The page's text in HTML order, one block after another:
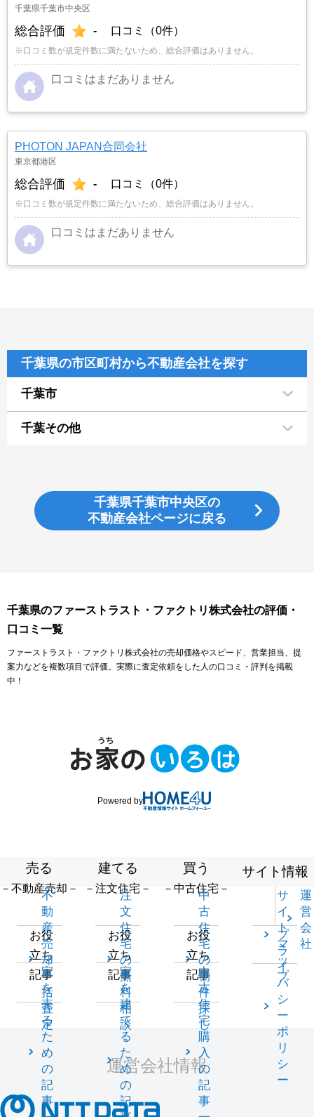
千葉県千葉市中央区
総合評価 - 口コミ（0件）
※口コミ数が規定件数に満たないため、総合評価はありません。
口コミはまだありません
PHOTON JAPAN合同会社
東京都港区
総合評価 - 口コミ（0件）
※口コミ数が規定件数に満たないため、総合評価はありません。
口コミはまだありません
千葉県の市区町村から不動産会社を探す
千葉市
千葉その他
千葉県千葉市中央区の
不動産会社ページに戻る
千葉県のファーストラスト・ファクトリ株式会社の評価・
口コミ一覧
ファーストラスト・ファクトリ株式会社の売却価格やスピード、営業担当、提
案力などを複数項目で評価。実際に査定依頼をした人の口コミ・評判を掲載
中！
Powered by
売る
－不動産売却－
不
動
産
売
却
一
括
査
定
お役
立ち
記事
家
を
売
る
た
め
の
記
事
建てる
－注文住宅－
注
文
住
宅
の
無
料
相
談
お役
立ち
記事
家
を
建
て
る
た
め
の
記
買う
－中古住宅－
中
古
住
宅
の
物
件
探
し
お役
立ち
記事
中
古
住
宅
購
入
の
記
事
サイト情報
サ
イ
ト
マ
ッ
プ
運
営
会
社
プ
ラ
イ
バ
シ
ー
ポ
リ
シ
ー
運営会社情報